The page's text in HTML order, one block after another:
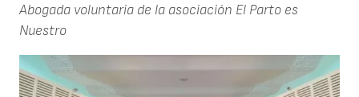
Abogada voluntaria de la asociación El Parto es
Nuestro